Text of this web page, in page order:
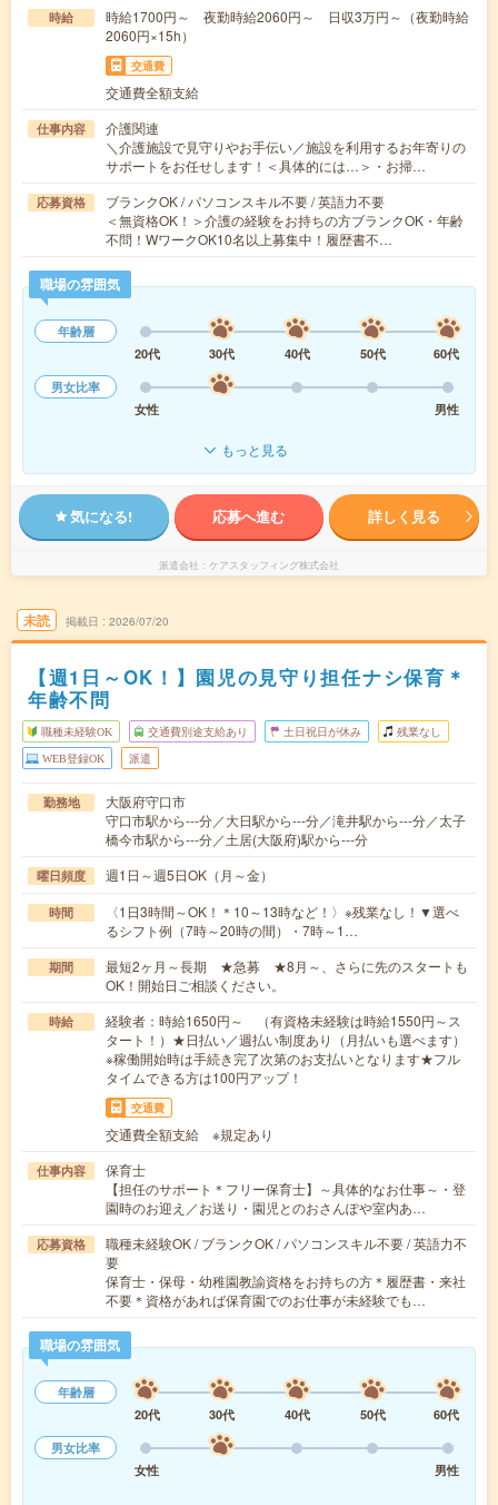
時給
時給1700円～ 夜勤時給2060円～ 日収3万円～（夜勤時給
2060円×15h）
交通費
交通費全額支給
仕事内容
介護関連
＼介護施設で見守りやお手伝い／施設を利用するお年寄りの
サポートをお任せします！＜具体的には…＞・お掃…
応募資格
ブランクOK / パソコンスキル不要 / 英語力不要
＜無資格OK！＞介護の経験をお持ちの方ブランクOK・年齢
不問！WワークOK10名以上募集中！履歴書不…
職場の雰囲気
年齢層
20代
30代 40代 50代
60代
男女比率
女性
男性
もっと見る
気になる! 応募へ進む 詳しく見る
派遣会社 ケアスタッフィング株式会社
未読 掲載日 2026/07/20
【週1日～OK！】園児の見守り担任ナシ保育＊
年齢不問
職種未経験OK 交通費別途支給あり 土日祝日が休み 残業なし
WEB登録OK 派遣
勤務地
大阪府守口市
守口市駅から---分／大日駅から---分／滝井駅から---分／太子
橋今市駅から---分／土居(大阪府)駅から---分
曜日頻度 週1日～週5日OK（月～金）
時間
〈1日3時間～OK！＊10～13時など！〉※残業なし！▼選べ
るシフト例（7時～20時の間）・7時～1…
期間
最短2ヶ月～長期 ★急募 ★8月～、さらに先のスタートも
OK！開始日ご相談ください。
時給
経験者：時給1650円～ （有資格未経験は時給1550円～ス
タート！）★日払い／週払い制度あり（月払いも選べます）
※稼働開始時は手続き完了次第のお支払いとなります★フル
タイムできる方は100円アップ！
交通費
交通費全額支給 ※規定あり
仕事内容
保育士
【担任のサポート＊フリー保育士】～具体的なお仕事～・登
園時のお迎え／お送り・園児とのおさんぽや室内あ…
応募資格
職種未経験OK / ブランクOK / パソコンスキル不要 / 英語力不
要
保育士・保母・幼稚園教諭資格をお持ちの方＊履歴書・来社
不要＊資格があれば保育園でのお仕事が未経験でも…
職場の雰囲気
年齢層
20代
30代 40代 50代
60代
男女比率
女性
男性